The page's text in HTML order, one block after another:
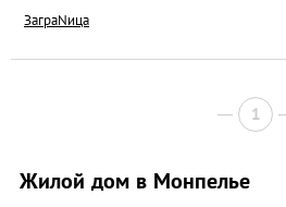
ЗаграNица
1
Жилой дом в Монпелье